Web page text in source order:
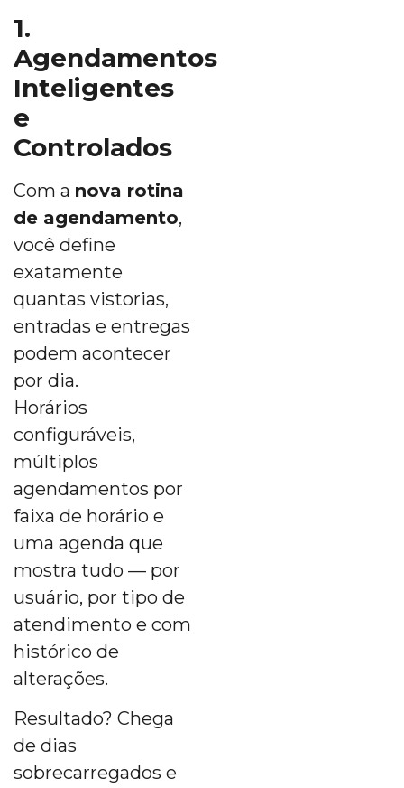
1.
Agendamentos
Inteligentes
e
Controlados
Com a nova rotina
de agendamento,
você define
exatamente
quantas vistorias,
entradas e entregas
podem acontecer
por dia.
Horários
configuráveis,
múltiplos
agendamentos por
faixa de horário e
uma agenda que
mostra tudo — por
usuário, por tipo de
atendimento e com
histórico de
alterações.
Resultado? Chega
de dias
sobrecarregados e